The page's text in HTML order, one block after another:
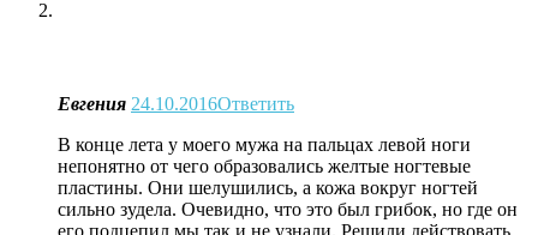
Евгения 24.10.2016Ответить
В конце лета у моего мужа на пальцах левой ноги
непонятно от чего образовались желтые ногтевые
пластины. Они шелушились, а кожа вокруг ногтей
сильно зудела. Очевидно, что это был грибок, но где он
его подцепил мы так и не узнали. Решили действовать